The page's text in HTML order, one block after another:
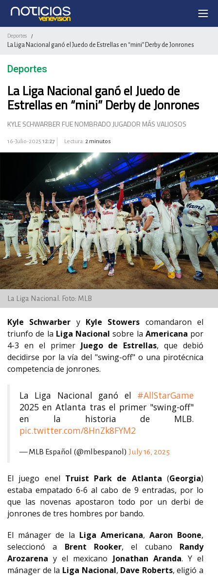
Deportes /
La Liga Nacional ganó el Juedo de Estrellas en “mini” Derby de Jonrones
Deportes
La Liga Nacional ganó el Juedo de
Estrellas en “mini” Derby de Jonrones
KYLE SCHWARBER FUE NOMBRADO JUGADOR MÁS VALIOSOS
16-Julio-2025 12:27 Lectura: 2 minutos
La Liga Nacional. Foto: MLB
Kyle Schwarber y Kyle Stowers comandaron el
triunfo de la Liga Nacional sobre la Americana por
4-3 en el primerJuego de Estrellas, que debió
decidirse por la vía del "swing-off" o una pirotécnica
competencia de jonrones.
La Liga Nacional ganó el #AllStarGame
2025 en Atlanta tras el primer "swing-off"
en la historia de MLB.
pic.twitter.com/8HnZk8FYM2
— MLB Español (@mlbespanol) July 16, 2025
El juego enel Truist Park de Atlanta (Georgia)
estaba empatado 6-6 al cabo de 9 entradas, por lo
que las novenas apostaron todo por un derbi de
jonrones de tres hombres por bando.
El mánager de la Liga Americana, Aaron Boone,
seleccionó a Brent Rooker, el cubano Randy
Arozarena y el mexicano Jonathan Aranda. Y el
mánager de la Liga Nacional, Dave Roberts, eligió a